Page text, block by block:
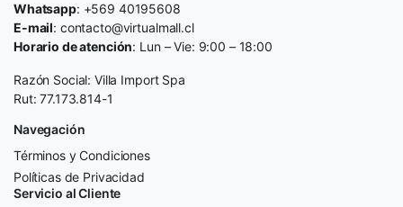
Whatsapp: +569 40195608
E-mail: contacto@virtualmall.cl
Horario de atención: Lun – Vie: 9:00 – 18:00
Razón Social: Villa Import Spa
Rut: 77.173.814-1
Navegación
Términos y Condiciones
Políticas de Privacidad
Servicio al Cliente